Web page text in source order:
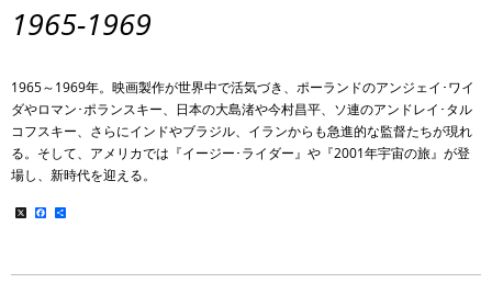
1965-1969
1965～1969年。映画製作が世界中で活気づき、ポーランドのアンジェイ･ワイ
ダやロマン･ポランスキー、日本の大島渚や今村昌平、ソ連のアンドレイ･タル
コフスキー、さらにインドやブラジル、イランからも急進的な監督たちが現れ
る。そして、アメリカでは『イージー･ライダー』や『2001年宇宙の旅』が登
場し、新時代を迎える。
X Facebook